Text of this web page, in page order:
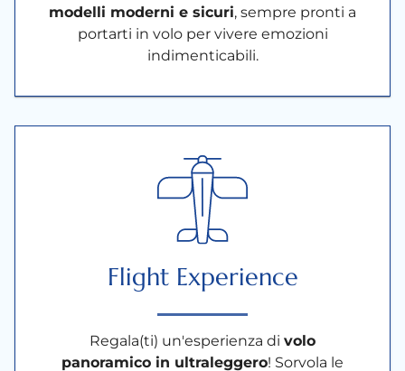
modelli moderni e sicuri, sempre pronti a
portarti in volo per vivere emozioni
indimenticabili.
Flight Experience
Regala(ti) un'esperienza di volo
panoramico in ultraleggero! Sorvola le